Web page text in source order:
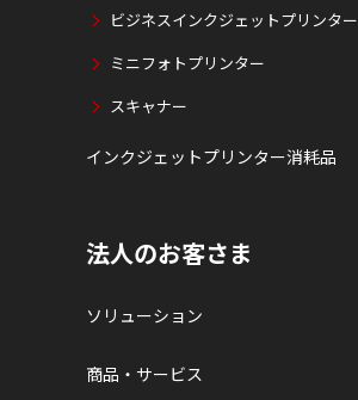
ビジネスインクジェットプリンター
ミニフォトプリンター
スキャナー
インクジェットプリンター消耗品
法人のお客さま
ソリューション
商品・サービス